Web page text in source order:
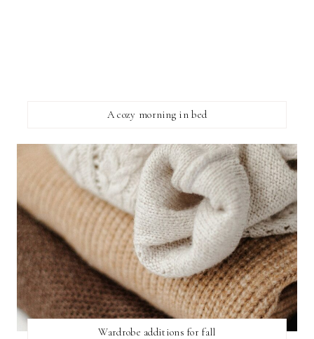
A cozy morning in bed
Wardrobe additions for fall